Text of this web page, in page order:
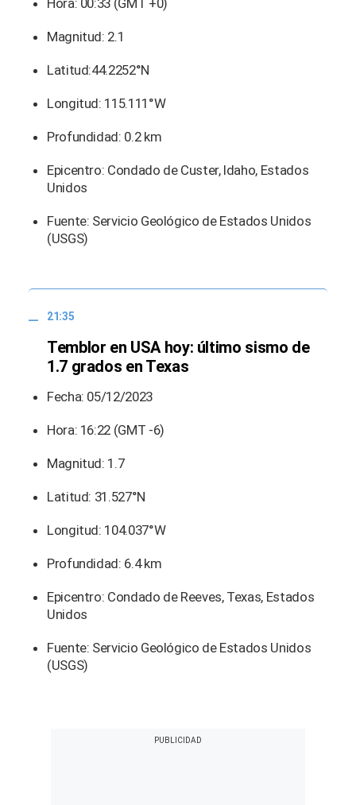
Magnitud: 2.1
Latitud:44.2252°N
Longitud: 115.111°W
Profundidad: 0.2 km
Epicentro: Condado de Custer, Idaho, Estados
Unidos
Fuente: Servicio Geológico de Estados Unidos
(USGS)
21:35
Temblor en USA hoy: último sismo de
1.7 grados en Texas
Fecha: 05/12/2023
Hora: 16:22 (GMT -6)
Magnitud: 1.7
Latitud: 31.527°N
Longitud: 104.037°W
Profundidad: 6.4 km
Epicentro: Condado de Reeves, Texas, Estados
Unidos
Fuente: Servicio Geológico de Estados Unidos
(USGS)